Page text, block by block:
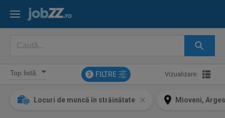
3 FILTRE Vizualizare:
Locuri de muncă în străinătate Mioveni,